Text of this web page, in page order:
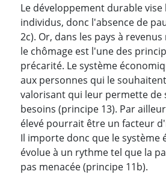
Le développement durable vise
individus, donc l'absence de
2c). Or, dans les pays à
le chômage est l'une des
précarité. Le système
aux personnes qui le
valorisant qui leur permette de
besoins (principe 13). Par
élevé pourrait être un facteur
Il importe donc que le système
évolue à un rythme tel que la
pas menacée (principe 11b).